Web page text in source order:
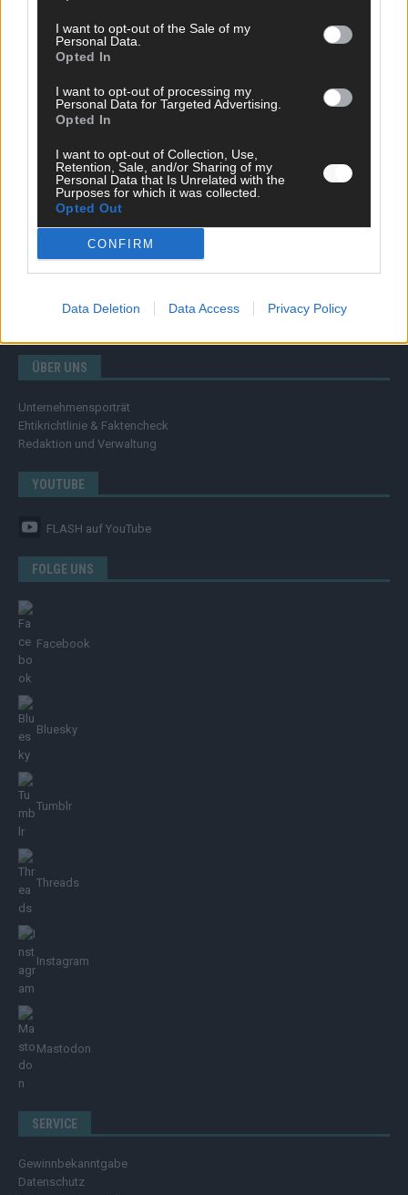
I want to opt-out of the Sale of my
Personal Data.
Opted In
I want to opt-out of processing my
Personal Data for Targeted Advertising.
Opted In
I want to opt-out of Collection, Use,
Retention, Sale, and/or Sharing of my
Personal Data that Is Unrelated with the
Purposes for which it was collected.
Opted Out
CONFIRM
Data Deletion Data Access Privacy Policy
SCHNELL ZUM RESSORT
Nachrichten
Ratgeber
Wissen
Kommentar
Streams & Storys
ÜBER UNS
Unternehmensporträt
Ehtikrichtlinie & Faktencheck
Redaktion und Verwaltung
YOUTUBE
FLASH auf YouTube
FOLGE UNS
Facebook
Bluesky
Tumblr
Threads
Instagram
Mastodon
SERVICE
Gewinnbekanntgabe
Datenschutz